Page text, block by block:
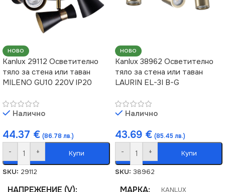
НОВО
Kanlux 29112 Осветително
тяло за стена или таван
MILENO GU10 220V IP20
Налично
44.37 € (86.78 лв.)
- + Купи
SKU: 29112
НАПРЕЖЕНИЕ (V)
НОВО
Kanlux 38962 Осветително
тяло за стена или таван
LAURIN EL-3I B-G
Налично
43.69 € (85.45 лв.)
- + Купи
SKU: 38962
МАРКА KANLUX